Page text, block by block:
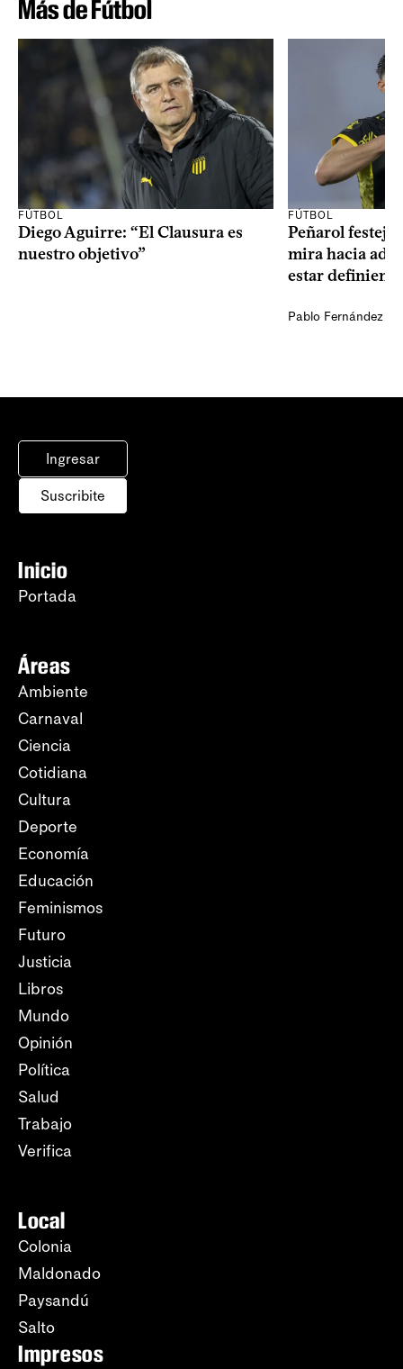
Más de Fútbol
FÚTBOL
Diego Aguirre: “El Clausura es
nuestro objetivo”
FÚTBOL
Peñarol
mira hacia
estar
Pablo Fernández
Ingresar
Suscribite
Inicio
Portada
Áreas
Ambiente
Carnaval
Ciencia
Cotidiana
Cultura
Deporte
Economía
Educación
Feminismos
Futuro
Justicia
Libros
Mundo
Opinión
Política
Salud
Trabajo
Verifica
Local
Colonia
Maldonado
Paysandú
Salto
Impresos